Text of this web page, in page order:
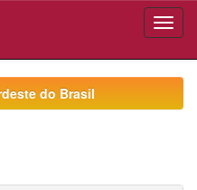
do Brasil